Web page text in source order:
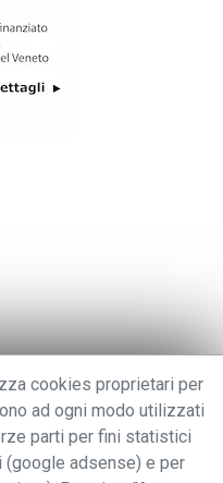
cookies proprietari per
ad ogni modo utilizzati
parti per fini statistici
adsense) e per